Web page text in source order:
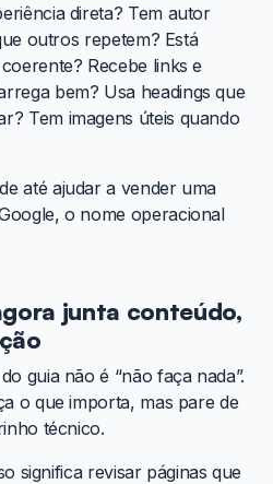
direta? Tem autor
outros repetem? Está
Recebe links e
bem? Usa headings que
Tem imagens úteis quando
até ajudar a vender uma
o nome operacional
junta conteúdo,
guia não é “não faça nada”.
o que importa, mas pare de
técnico.
significa revisar páginas que